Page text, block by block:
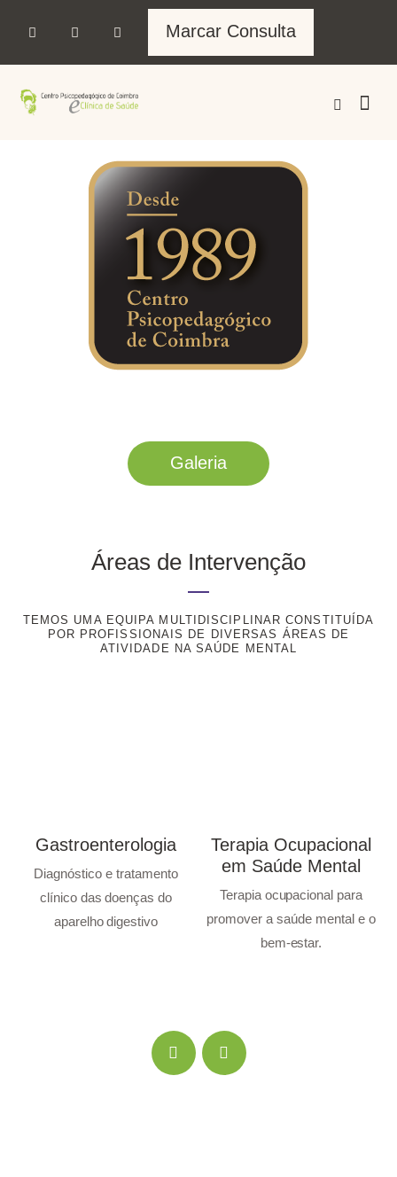
Marcar Consulta
Galeria
Áreas de Intervenção
TEMOS UMA EQUIPA MULTIDISCIPLINAR CONSTITUÍDA
POR PROFISSIONAIS DE DIVERSAS ÁREAS DE
ATIVIDADE NA SAÚDE MENTAL
Gastroenterologia
Diagnóstico e tratamento
clínico das doenças do
aparelho digestivo
Terapia Ocupacional
em Saúde Mental
Terapia ocupacional para
promover a saúde mental e o
bem-estar.